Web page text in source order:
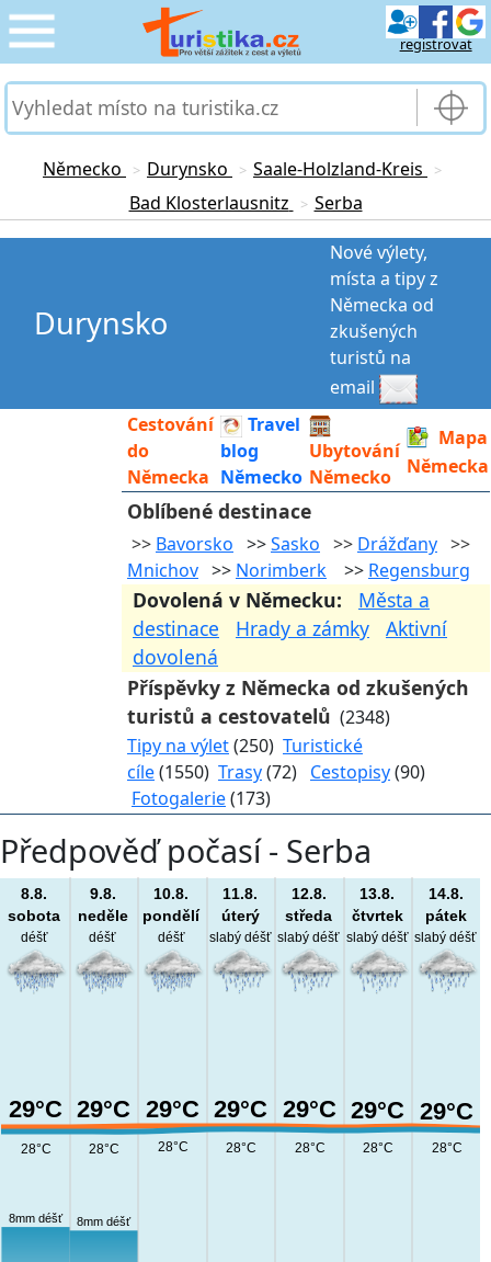
registrovat
CESTOVÁNÍ
PRO TURISTY ›
Německo > Durynsko > Saale-Holzland-Kreis >
Bad Klosterlausnitz > Serba
Durynsko
Nové výlety,
místa a tipy z
Německa od
zkušených
turistů na
email
Cestování
do
Německa
Travel
blog
Německo
Ubytování
Německo
Mapa
Německa
Oblíbené destinace
>> Bavorsko >>Sasko >> Drážďany >>
Mnichov >> Norimberk >> Regensburg
Dovolená v Německu: Města a
destinace
Hrady a zámky
Aktivní
dovolená
Příspěvky z Německa od zkušených
turistů a cestovatelů (2348)
Tipy na výlet(250) Turistické
cíle(1550) Trasy(72) Cestopisy(90)
Fotogalerie(173)
Předpověď počasí - Serba
29°C
28°C
8mm déšť
8.8.
sobota
déšť
29°C
28°C
8mm déšť
9.8.
neděle
déšť
29°C
28°C
10.8.
pondělí
déšť
29°C
28°C
11.8.
úterý
slabý déšť
29°C
28°C
12.8.
středa
slabý déšť
29°C
28°C
13.8.
čtvrtek
slabý déšť
29°C
28°C
14.8.
pátek
slabý déšť